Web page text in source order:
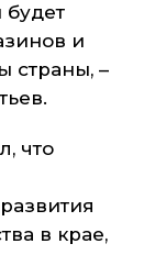
будет
и
страны, –
что
в крае,